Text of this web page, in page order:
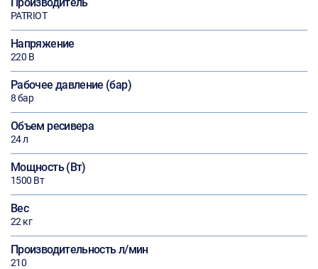
PATRIOT
Напряжение
220 В
Рабочее давление (бар)
8 бар
Объем ресивера
24 л
Мощность (Вт)
1500 Вт
Вес
22 кг
Производительность л/мин
210